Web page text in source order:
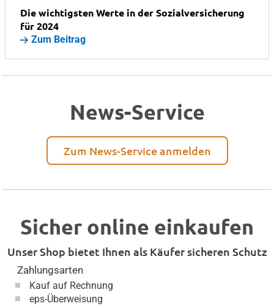
Die wichtigsten Werte in der Sozialversicherung
für 2024
Zum Beitrag
News-Service
Zum News-Service anmelden
Sicher online einkaufen
Unser Shop bietet Ihnen als Käufer sicheren Schutz
Zahlungsarten
Kauf auf Rechnung
eps-Überweisung